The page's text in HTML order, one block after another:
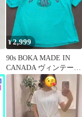
¥2,999
90s BOKA MADE IN
CANADA ヴィンテージ
シングルステッチ